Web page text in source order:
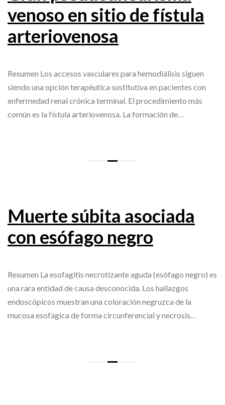
venoso en sitio de fístula
arteriovenosa
Resumen Los accesos vasculares para hemodiálisis siguen
siendo una opción terapéutica sustitutiva en pacientes con
enfermedad renal crónica terminal. El procedimiento más
común es la fístula arteriovenosa. La formación de…
Muerte súbita asociada
con esófago negro
Resumen La esofagitis necrotizante aguda (esófago negro) es
una rara entidad de causa desconocida. Los hallazgos
endoscópicos muestran una coloración negruzca de la
mucosa esofágica de forma circunferencial y necrosis…